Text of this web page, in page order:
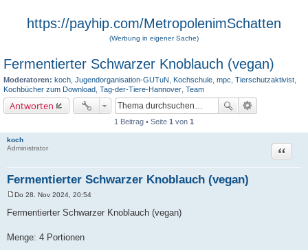
https://payhip.com/MetropolenimSchatten
(Werbung in eigener Sache)
Fermentierter Schwarzer Knoblauch (vegan)
Moderatoren: koch Jugendorganisation-GUTuN Kochschule mpc Tierschutzaktivist
Kochbücher zum Download Tag-der-Tiere-Hannover Team
Antworten
1 Beitrag • Seite 1 von 1
koch
Administrator
Fermentierter Schwarzer Knoblauch (vegan)
Zitat
i
a
Do 28. Nov 2024, 20:54
Fermentierter Schwarzer Knoblauch (vegan)
Menge: 4 Portionen